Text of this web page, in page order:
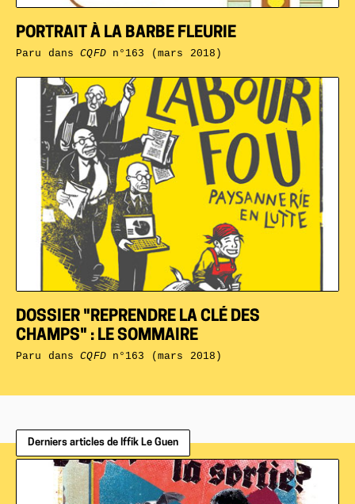
DOSSIER "REPRENDRE LA CLÉ DES
CHAMPS" : LE SOMMAIRE
Paru dansCQFDn°163 (mars 2018)
PORTRAIT À LA BARBE FLEURIE
Paru dansCQFDn°163 (mars 2018)
Derniers articles de Iffik Le Guen